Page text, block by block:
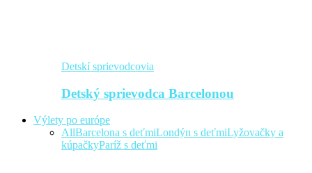
Detskí sprievodcovia
Detský sprievodca Barcelonou
Výlety po európe
AllBarcelona s deťmiLondýn s deťmiLyžovačky a
kúpačkyParíž s deťmi